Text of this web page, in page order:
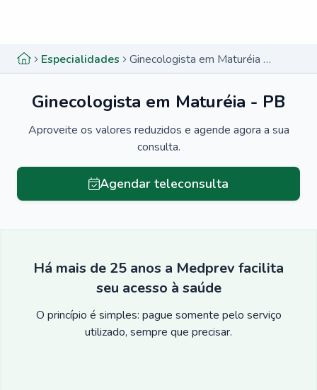
Especialidades Ginecologista em Maturéia - PB
Ginecologista em Maturéia - PB
Aproveite os valores reduzidos e agende agora a sua
consulta.
Agendar teleconsulta
Há mais de 25 anos a Medprev facilita
seu acesso à saúde
O princípio é simples: pague somente pelo serviço
utilizado, sempre que precisar.